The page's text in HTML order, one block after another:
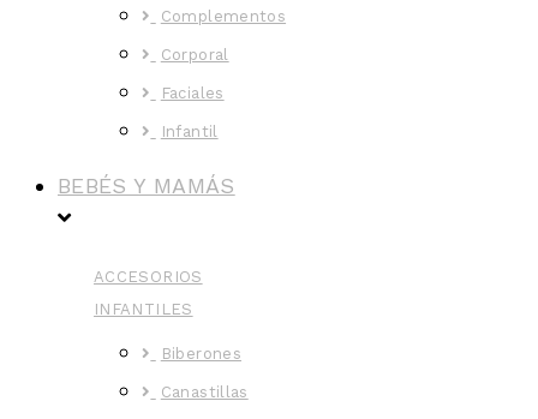
Complementos
Corporal
Faciales
Infantil
BEBÉS Y MAMÁS
ACCESORIOS
INFANTILES
Biberones
Canastillas